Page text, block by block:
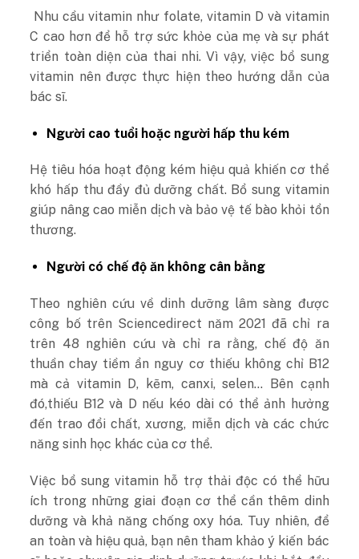
Nhu cầu vitamin như folate, vitamin D và vitamin
C cao hơn để hỗ trợ sức khỏe của mẹ và sự phát
triển toàn diện của thai nhi. Vì vậy, việc bổ sung
vitamin nên được thực hiện theo hướng dẫn của
bác sĩ.
Người cao tuổi hoặc người hấp thu kém
Hệ tiêu hóa hoạt động kém hiệu quả khiến cơ thể
khó hấp thu đầy đủ dưỡng chất. Bổ sung vitamin
giúp nâng cao miễn dịch và bảo vệ tế bào khỏi tổn
thương.
Người có chế độ ăn không cân bằng
Theo nghiên cứu về dinh dưỡng lâm sàng được
công bố trên Sciencedirect năm 2021 đã chỉ ra
trên 48 nghiên cứu và chỉ ra rằng, chế độ ăn
thuần chay tiềm ẩn nguy cơ thiếu không chỉ B12
mà cả vitamin D, kẽm, canxi, selen… Bên cạnh
đó,thiếu B12 và D nếu kéo dài có thể ảnh hưởng
đến trao đổi chất, xương, miễn dịch và các chức
năng sinh học khác của cơ thể.
Việc bổ sung vitamin hỗ trợ thải độc có thể hữu
ích trong những giai đoạn cơ thể cần thêm dinh
dưỡng và khả năng chống oxy hóa. Tuy nhiên, để
an toàn và hiệu quả, bạn nên tham khảo ý kiến bác